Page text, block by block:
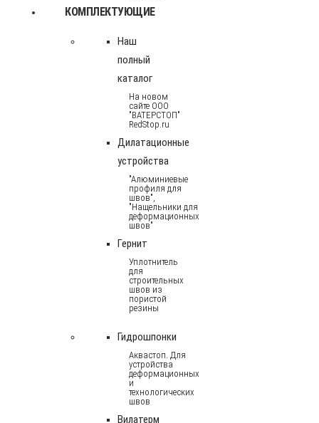
КОМПЛЕКТУЮЩИЕ
Наш
полный
каталог
На новом
сайте ООО
"ВАТЕРСТОП"
RedStop.ru
Дилатационные
устройства
"Алюминиевые
профиля для
швов",
"Нащельники для
деформационных
швов"
Гернит
Уплотнитель
для
строительных
швов из
пористой
резины
Гидрошпонки
Аквастоп. Для
устройства
деформационных
и
технологических
швов
Вилатерм